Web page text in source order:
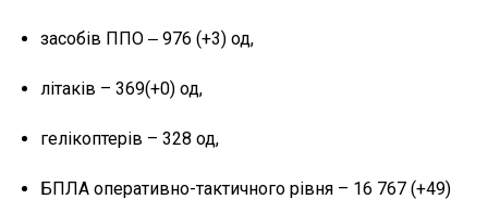
засобів ППО ‒ 976 (+3) од,
літаків – 369(+0) од,
гелікоптерів – 328 од,
БПЛА оперативно-тактичного рівня – 16 767 (+49)